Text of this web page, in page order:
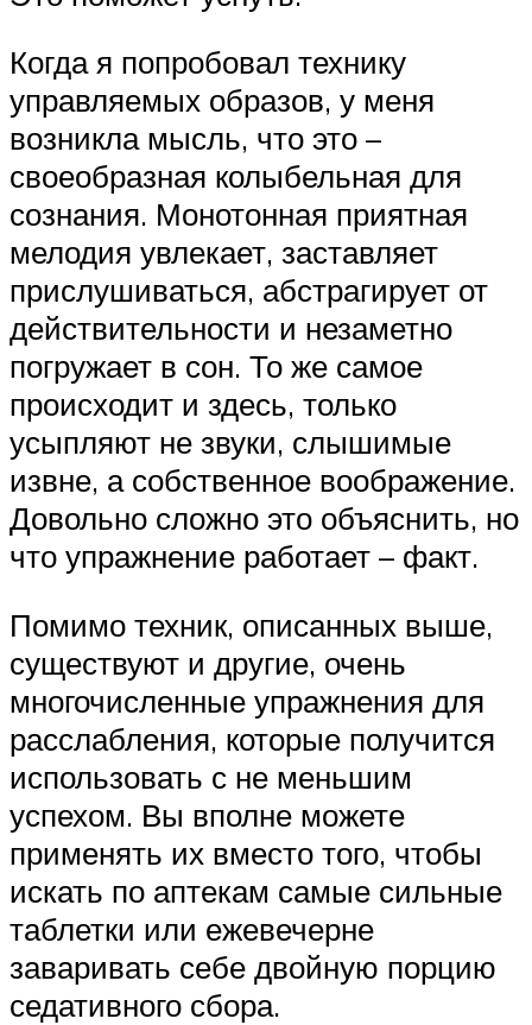
Когда я попробовал технику
управляемых образов, у меня
возникла мысль, что это –
своеобразная колыбельная для
сознания. Монотонная приятная
мелодия увлекает, заставляет
прислушиваться, абстрагирует от
действительности и незаметно
погружает в сон. То же самое
происходит и здесь, только
усыпляют не звуки, слышимые
извне, а собственное воображение.
Довольно сложно это объяснить, но
что упражнение работает – факт.
Помимо техник, описанных выше,
существуют и другие, очень
многочисленные упражнения для
расслабления, которые получится
использовать с не меньшим
успехом. Вы вполне можете
применять их вместо того, чтобы
искать по аптекам самые сильные
таблетки или ежевечерне
заваривать себе двойную порцию
седативного сбора.